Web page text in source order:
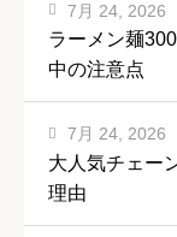
ラーメン麺
中の注意点
7月 24, 2026
大人気チェー
理由
7月 24, 2026